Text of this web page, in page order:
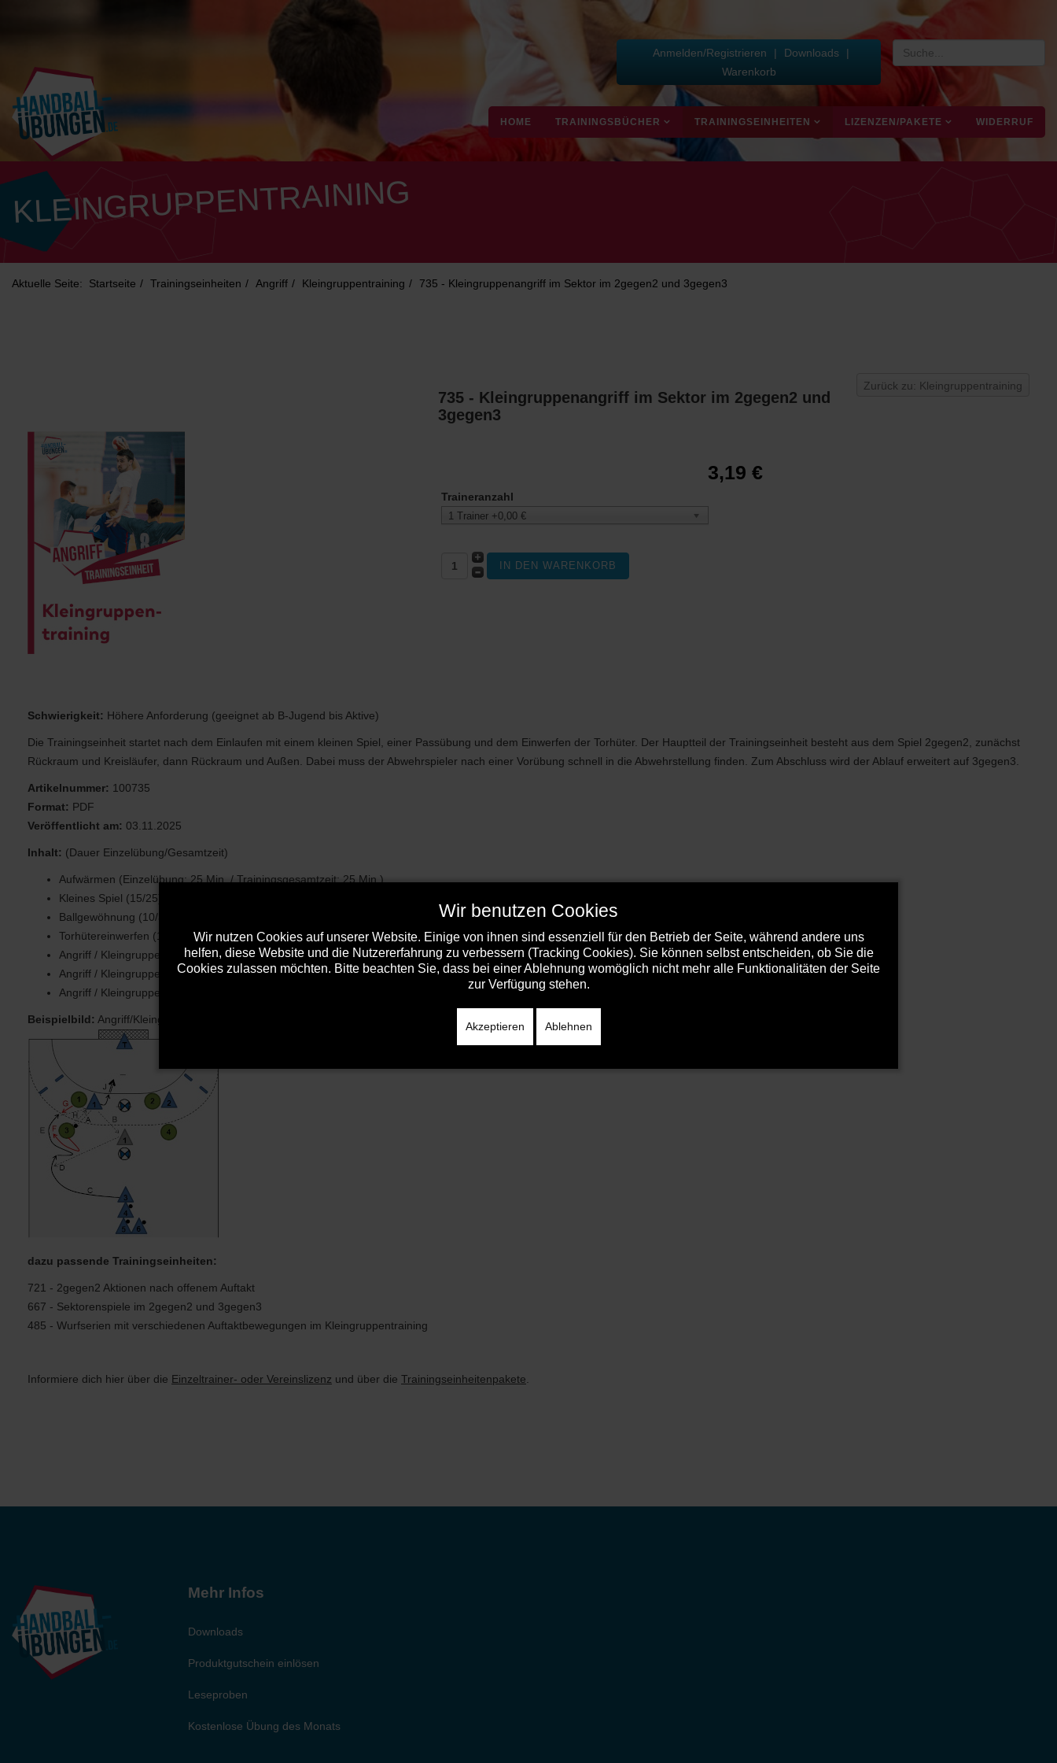
Anmelden/Registrieren | Downloads
|
Warenkorb
HOME TRAININGSBÜCHER TRAININGSEINHEITEN LIZENZEN/PAKETE WIDERRUF
KLEINGRUPPENTRAINING
Aktuelle Seite: Startseite Trainingseinheiten Angriff Kleingruppentraining 735 - Kleingruppenangriff im Sektor im 2gegen2 und 3gegen3
Zurück zu: Kleingruppentraining
735 - Kleingruppenangriff im Sektor im 2gegen2 und
3gegen3
3,19 €
Traineranzahl
1 Trainer +0,00 €
Schwierigkeit: Höhere Anforderung (geeignet ab B-Jugend bis Aktive)
Die Trainingseinheit startet nach dem Einlaufen mit einem kleinen Spiel, einer Passübung und dem Einwerfen der Torhüter. Der Hauptteil der Trainingseinheit besteht aus dem Spiel 2gegen2, zunächst
Rückraum und Kreisläufer, dann Rückraum und Außen. Dabei muss der Abwehrspieler nach einer Vorübung schnell in die Abwehrstellung finden. Zum Abschluss wird der Ablauf erweitert auf 3gegen3.
Artikelnummer: 100735
Format: PDF
Veröffentlicht am: 03.11.2025
Inhalt: (Dauer Einzelübung/Gesamtzeit)
Aufwärmen (Einzelübung: 25 Min. / Trainingsgesamtzeit: 25 Min.)
Kleines Spiel (15/25)
Ballgewöhnung (10/35)
Torhütereinwerfen (10/45)
Angriff / Kleingruppe (15/60)
Angriff / Kleingruppe (15/75)
Angriff / Kleingruppe (15/90)
Beispielbild: Angriff/Kleingruppe
dazu passende Trainingseinheiten:
721 - 2gegen2 Aktionen nach offenem Auftakt
667 - Sektorenspiele im 2gegen2 und 3gegen3
485 - Wurfserien mit verschiedenen Auftaktbewegungen im Kleingruppentraining
Informiere dich hier über die Einzeltrainer- oder Vereinslizenz und über die Trainingseinheitenpakete
Mehr Infos
Downloads
Produktgutschein einlösen
Leseproben
Kostenlose Übung des Monats
Wir benutzen Cookies
Wir nutzen Cookies auf unserer Website. Einige von ihnen sind essenziell für den Betrieb der Seite, während andere uns
helfen, diese Website und die Nutzererfahrung zu verbessern (Tracking Cookies). Sie können selbst entscheiden, ob Sie die
Cookies zulassen möchten. Bitte beachten Sie, dass bei einer Ablehnung womöglich nicht mehr alle Funktionalitäten der Seite
zur Verfügung stehen.
Akzeptieren Ablehnen